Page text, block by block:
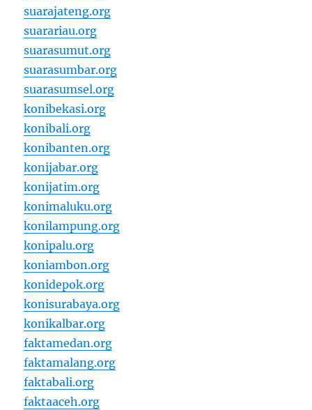
suarajateng.org
suarariau.org
suarasumut.org
suarasumbar.org
suarasumsel.org
konibekasi.org
konibali.org
konibanten.org
konijabar.org
konijatim.org
konimaluku.org
konilampung.org
konipalu.org
koniambon.org
konidepok.org
konisurabaya.org
konikalbar.org
faktamedan.org
faktamalang.org
faktabali.org
faktaaceh.org